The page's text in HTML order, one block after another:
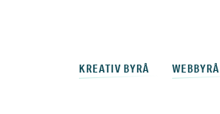
KREATIV BYRÅ WEBBYRÅ